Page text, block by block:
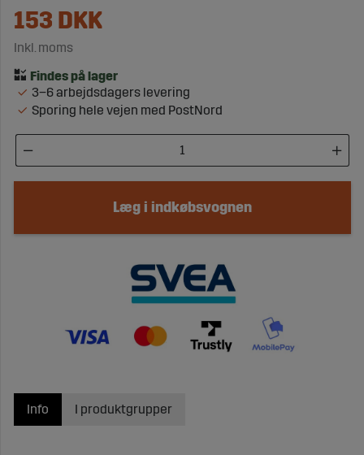
153 DKK
Inkl. moms
3–6 arbejdsdagers levering
Sporing hele vejen med PostNord
Læg i indkøbsvognen
Info I produktgrupper